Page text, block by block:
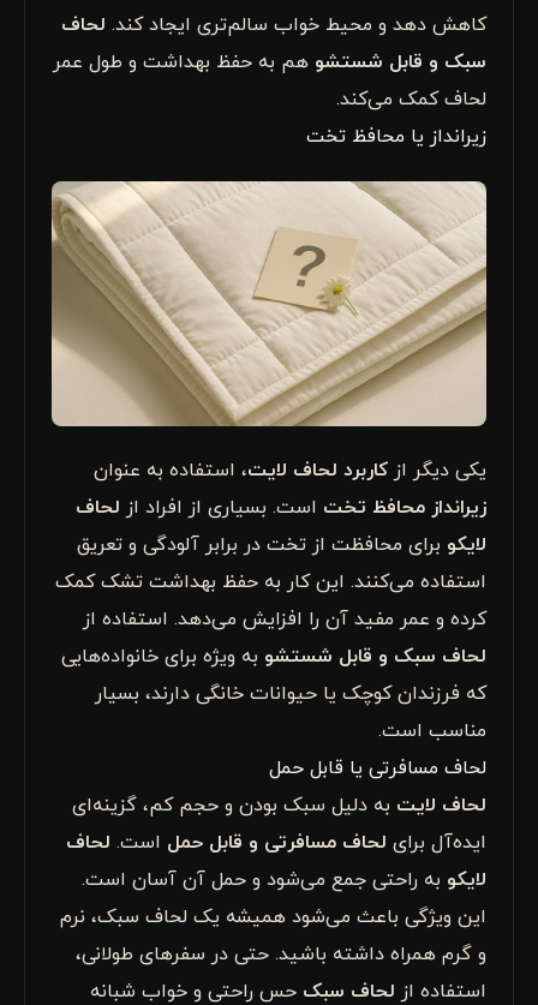
کاهش دهد و محیط خواب سالم‌تری ایجاد کند. لحاف
سبک و قابل شستشو هم به حفظ بهداشت و طول عمر
لحاف کمک می‌کند.
زیرانداز یا محافظ تخت
یکی دیگر از کاربرد لحاف لایت، استفاده به عنوان
زیرانداز محافظ تخت است. بسیاری از افراد از لحاف
لایکو برای محافظت از تخت در برابر آلودگی و تعریق
استفاده می‌کنند. این کار به حفظ بهداشت تشک کمک
کرده و عمر مفید آن را افزایش می‌دهد. استفاده از
لحاف سبک و قابل شستشو به ویژه برای خانواده‌هایی
که فرزندان کوچک یا حیوانات خانگی دارند، بسیار
مناسب است.
لحاف مسافرتی یا قابل حمل
لحاف لایت به دلیل سبک بودن و حجم کم، گزینه‌ای
ایده‌آل برای لحاف مسافرتی و قابل حمل است. لحاف
لایکو به راحتی جمع می‌شود و حمل آن آسان است.
این ویژگی باعث می‌شود همیشه یک لحاف سبک، نرم
و گرم همراه داشته باشید. حتی در سفرهای طولانی،
استفاده از لحاف سبک حس راحتی و خواب شبانه